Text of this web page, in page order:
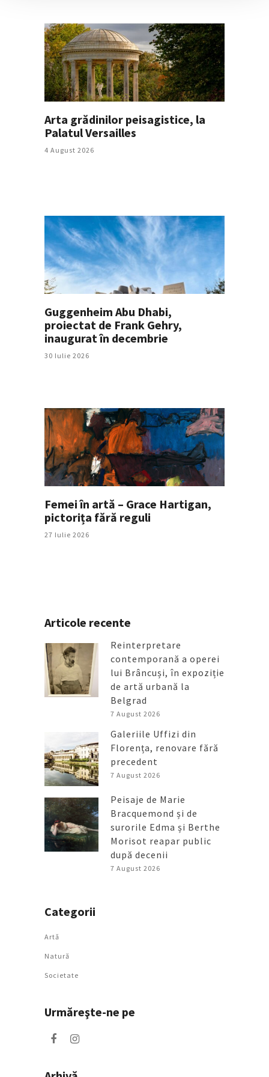
Arta grădinilor peisagistice, la
Palatul Versailles
4 August 2026
Guggenheim Abu Dhabi,
proiectat de Frank Gehry,
inaugurat în decembrie
30 Iulie 2026
Femei în artă – Grace Hartigan,
pictorița fără reguli
27 Iulie 2026
Articole recente
Reinterpretare
contemporană a operei
lui Brâncuși, în expoziție
de artă urbană la
Belgrad
7 August 2026
Galeriile Uffizi din
Florența, renovare fără
precedent
7 August 2026
Peisaje de Marie
Bracquemond și de
surorile Edma și Berthe
Morisot reapar public
după decenii
7 August 2026
Categorii
Artǎ
Natură
Societate
Urmăreşte-ne pe